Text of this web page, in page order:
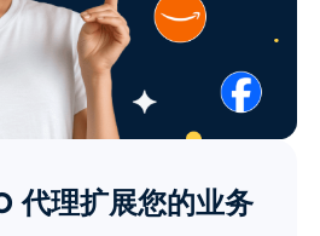
代理扩展您的业务